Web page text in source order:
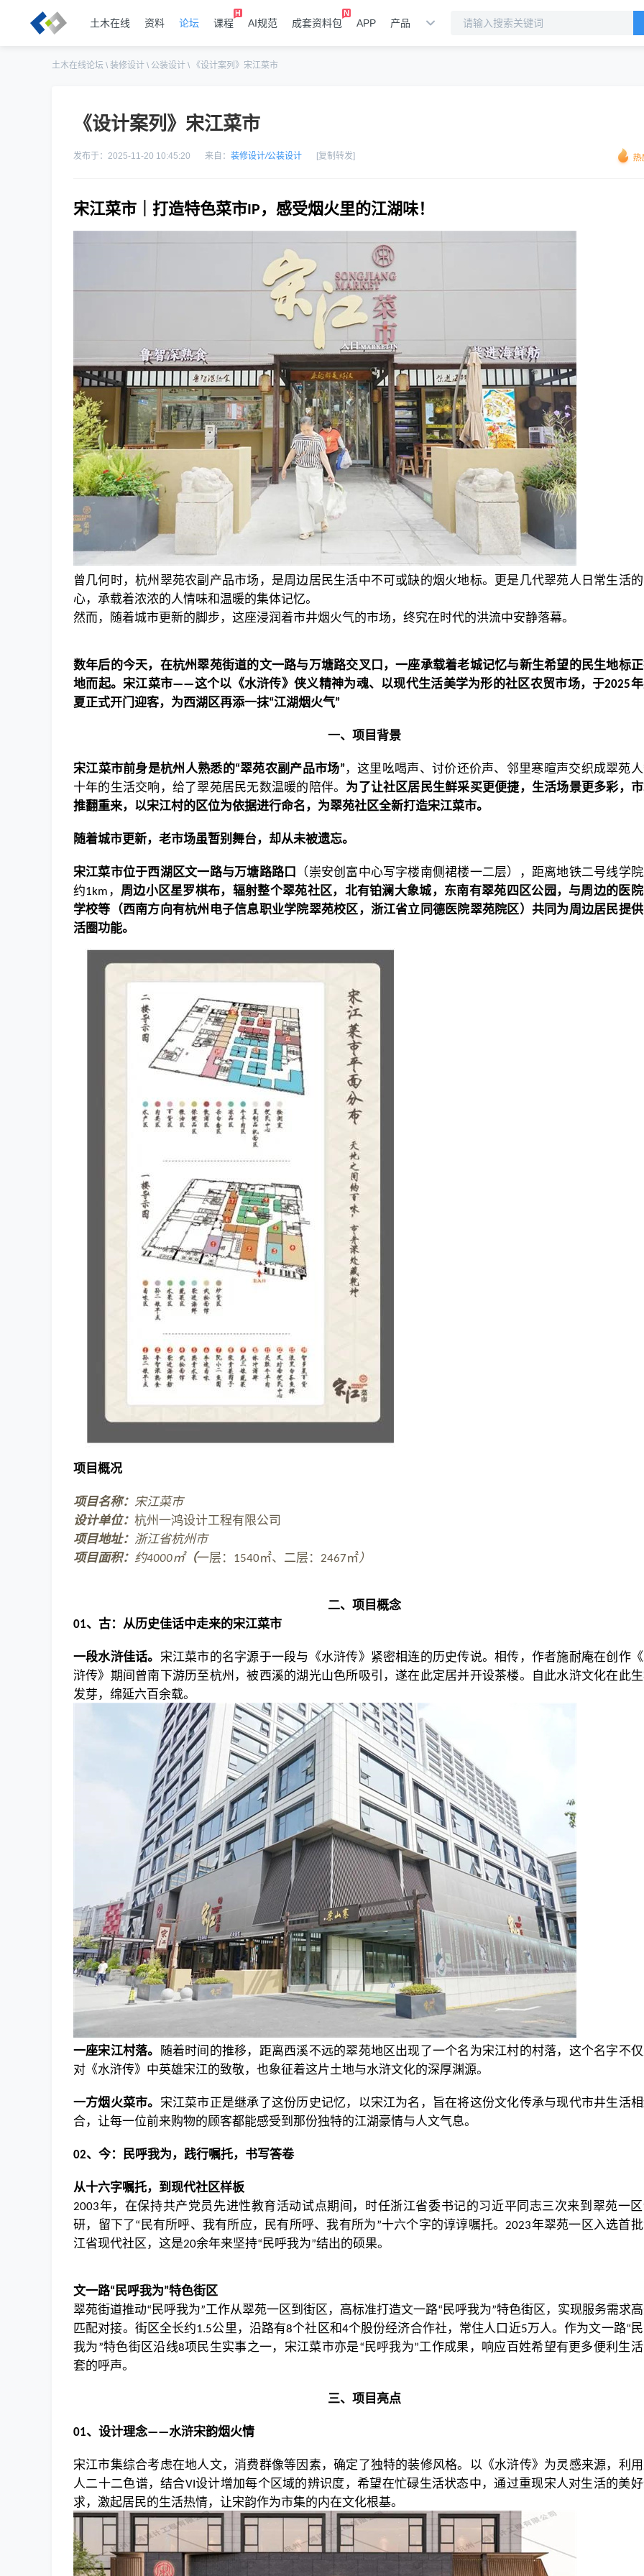
土木在线 资料 论坛 课程 AI规范 成套资料包 APP 产品
土木在线论坛 \ 装修设计 \ 公装设计 \ 《设计案列》宋江菜市
《设计案列》宋江菜市
发布于：2025-11-20 10:45:20 来自： 装修设计/公装设计 [复制转发]
宋江菜市｜打造特色菜市IP，感受烟火里的江湖味！
曾几何时，杭州翠苑农副产品市场，是周边居民生活中不可或缺的烟火地标。 更是几代翠苑人日常生活
心，承载着浓浓的人情味和温暖的集体记忆。
然而，随着城市更新的脚步，这座浸润着市井烟火气的市场，终究在时代的洪流中安静落幕。
数年后的今天，在杭州翠苑街道的文一路与万塘路交叉口，一座承载着老城记忆与新生希望的民生地标
地而起。宋江菜市——这个以《水浒传》侠义精神为魂、以现代生活美学为形的社区农贸市场，于2025
夏正式开门迎客，为西湖区再添一抹“江湖烟火气”
一、 项目背景
宋江菜市前身是杭州人熟悉的“翠苑农副产品市场”，这里吆喝声、讨价还价声、邻里寒暄声交织成翠苑
十年的生活交响，给了翠苑居民无数温暖的陪伴。 为了让社区居民生鲜采买更便捷，生活场景更多彩，
推翻重来，以宋江村的区位为依据进行命名，为翠苑社区全新打造宋江菜市。
随着城市更新，老市场虽暂别舞台，却从未被遗忘。
宋江菜市位于西湖区文一路与万塘路路口
（崇安创富中心写字楼南侧裙楼一二层），距离地铁二号线学
约1km ， 周边小区星罗棋布，辐射整个翠苑社区，北有铂澜大象城，东南有翠苑四区公园，与周边的医
学校等（西南方向有杭州电子信息职业学院翠苑校区，浙江省立同德医院翠苑院区）共同为周边居民提
活圈功能。
项目概况
项目名称： 宋江菜市
设计单位： 杭州一鸿设计工程有限公司
项目地址： 浙江省杭州市
项目面积： 约4000㎡（一层： 1540㎡、二层： 2467㎡）
二、 项目概念
01、 古：从历史佳话中走来的宋江菜市
一段水浒佳话。 宋江菜市的名字源于一段与《水浒传》紧密相连的历史传说。相传，作者施耐庵在创作
浒传》期间曾南下游历至杭州，被西溪的湖光山色所吸引，遂在此定居并开设茶楼。自此水浒文化在此
发芽，绵延六百余载。
一座宋江村落。
随着时间的推移，距离西溪不远的翠苑地区出现了一个名为宋江村的村落，这个名字不
对《水浒传》中英雄宋江的致敬，也象征着这片土地与水浒文化的深厚渊源。
一方烟火菜市。 宋江菜市正是继承了这份历史记忆，以宋江为名，旨在将这份文化传承与现代市井生活
合，让每一位前来购物的顾客都能感受到那份独特的江湖豪情与人文气息。
02、 今：民呼我为，践行嘱托， 书写答卷
从十六字嘱托，到现代社区样板
2003年，在保持共产党员先进性教育活动试点期间，时任浙江省委书记的习近平同志三次来到翠苑一
研，留下了“民有所呼、我有所应，民有所呼、我有所为”十六个字的谆谆嘱托。2023年翠苑一区入选首
江省现代社区，这是20余年来坚持“民呼我为”结出的硕果。
文一路“民呼我为”特色街区
翠苑街道推动“民呼我为”工作从翠苑一区到街区，高标准打造文一路“民呼我为”特色街区，实现服务需求
匹配对接。街区全长约1.5公里，沿路有8个社区和4个股份经济合作社，常住人口近5万人。作为文一路“
我为”特色街区沿线8项民生实事之一，宋江菜市亦是“民呼我为”工作成果，响应百姓希望有更多便利生
套的呼声。
三、 项目亮点
01、 设计理念——水浒宋韵烟火情
宋江市集综合考虑在地人文，消费群像等因素，确定了独特的装修风格。以《水浒传》为灵感来源，利
人二十二色谱，结合VI 设计增加每个区域的辨识度，希望在忙碌生活状态中，通过重现宋人对生活的美
求，激起居民的生活热情，让宋韵作为市集的内在文化根基。